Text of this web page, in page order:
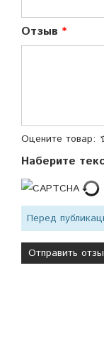
Отзыв
Оцените товар:
Наберите
Перед